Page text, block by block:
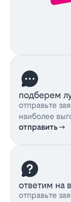
подберем
отправьте
наиболее
отправить
ответим на
отправьте